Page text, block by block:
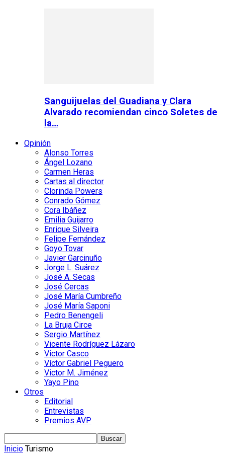
Sanguijuelas del Guadiana y Clara
Alvarado recomiendan cinco Soletes de
la…
Opinión
Alonso Torres
Ángel Lozano
Carmen Heras
Cartas al director
Clorinda Powers
Conrado Gómez
Cora Ibáñez
Emilia Guijarro
Enrique Silveira
Felipe Fernández
Goyo Tovar
Javier Garcinuño
Jorge L. Suárez
José A. Secas
José Cercas
José María Cumbreño
José María Saponi
Pedro Benengeli
La Bruja Circe
Sergio Martínez
Vicente Rodríguez Lázaro
Victor Casco
Víctor Gabriel Peguero
Victor M. Jiménez
Yayo Pino
Otros
Editorial
Entrevistas
Premios AVP
Inicio Turismo